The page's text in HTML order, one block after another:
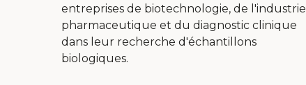
entreprises de biotechnologie, de l'industrie
pharmaceutique et du diagnostic clinique
dans leur recherche d'échantillons
biologiques.